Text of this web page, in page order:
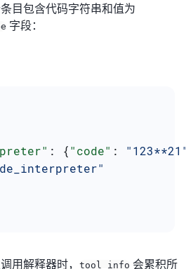
目包含代码字符串和值为
字段：
: {"code" :
用解释器时， tool_info 会累积所